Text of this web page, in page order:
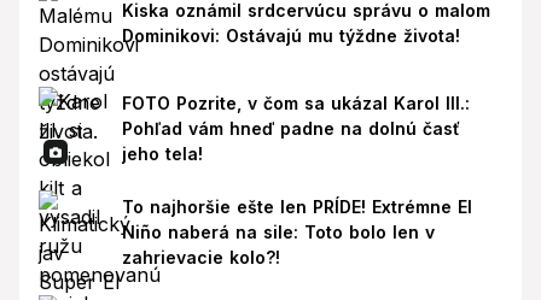
Kiska oznámil srdcervúcu správu o malom
Dominikovi: Ostávajú mu týždne života!
FOTO Pozrite, v čom sa ukázal Karol III.:
Pohľad vám hneď padne na dolnú časť
jeho tela!
To najhoršie ešte len PRÍDE! Extrémne El
Niño naberá na sile: Toto bolo len v
zahrievacie kolo?!